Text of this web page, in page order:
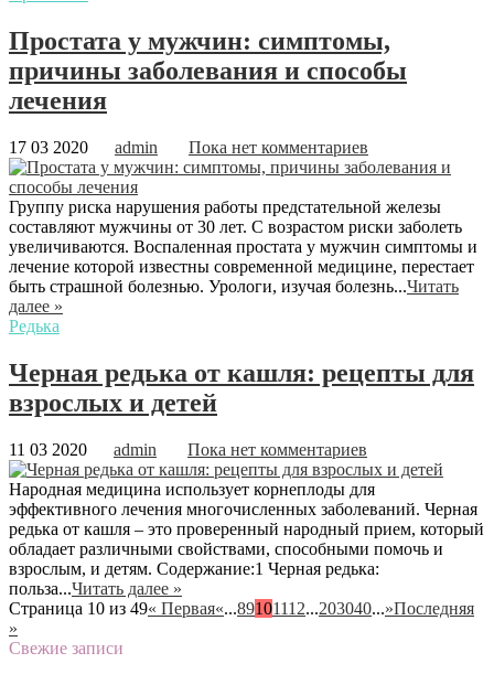
Простата у мужчин: симптомы,
причины заболевания и способы
лечения
17 03 2020 admin Пока нет комментариев
Группу риска нарушения работы предстательной железы
составляют мужчины от 30 лет. С возрастом риски заболеть
увеличиваются. Воспаленная простата у мужчин симптомы и
лечение которой известны современной медицине, перестает
быть страшной болезнью. Урологи, изучая болезнь...Читать
далее »
Редька
Черная редька от кашля: рецепты для
взрослых и детей
11 03 2020 admin Пока нет комментариев
Народная медицина использует корнеплоды для
эффективного лечения многочисленных заболеваний. Черная
редька от кашля – это проверенный народный прием, который
обладает различными свойствами, способными помочь и
взрослым, и детям. Содержание:1 Черная редька:
польза...Читать далее »
Страница 10 из 49« Первая«...89101112...203040...»Последняя
»
Свежие записи